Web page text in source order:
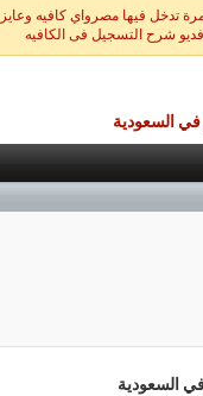
تدخل فيها مصرواي كافيه
فديو شرح التسجيل فى الكافيه
السعودية
السعودية